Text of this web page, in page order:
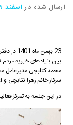
ارسال شده در اسفند ۹, ۱۴۰۱
23 بهمن
بین بنیادهای خیریه مردم
محمد کتابچی مدیرعامل
سرکار خانم زهرا کتابچی
در این جلسه به تمرکز